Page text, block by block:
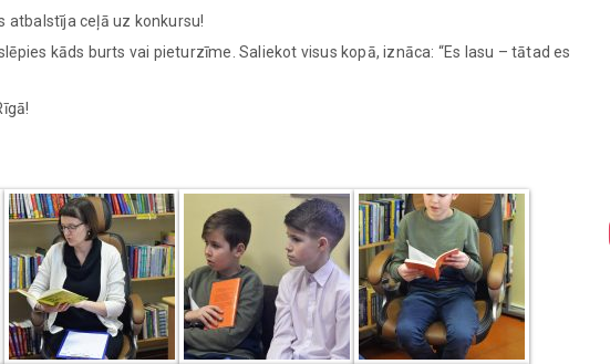
atbalstīja ceļā uz konkursu!
kāds burts vai pieturzīme. Saliekot visus kopā, iznāca: “Es lasu – tātad es